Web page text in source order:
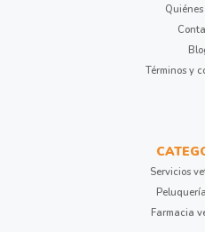
Quiénes
Términos y
Servicios
Farmacia